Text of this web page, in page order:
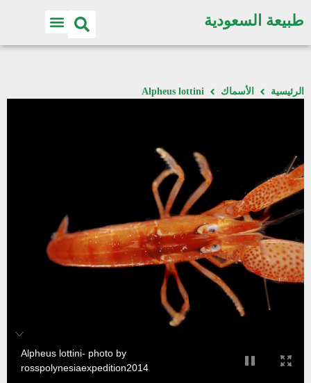
طبيعة السعودية
الرئيسية الأسماك Alpheus lottini
Alpheus lottini- photo by
rosspolynesiaexpedition2014